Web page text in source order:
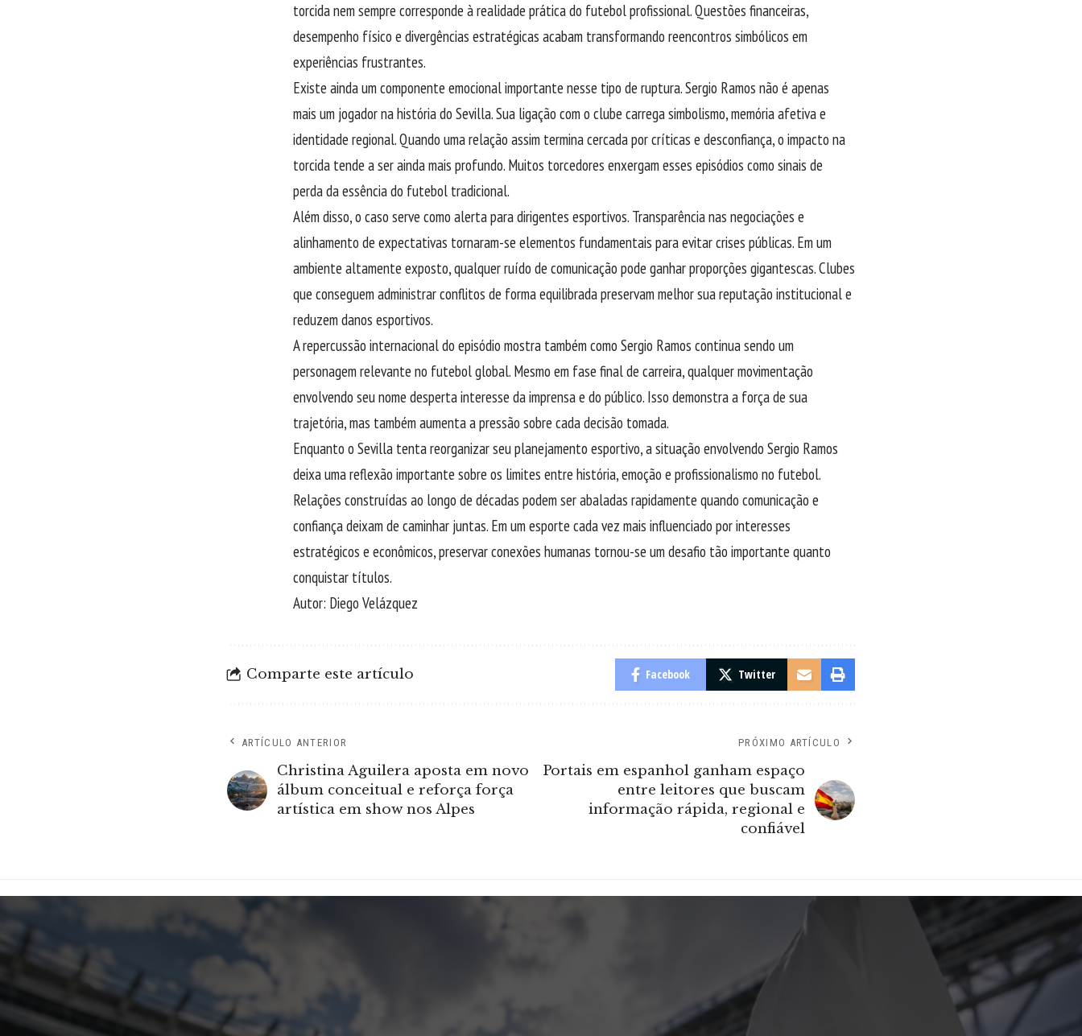
torcida nem sempre corresponde à realidade prática do futebol profissional. Questões financeiras,
desempenho físico e divergências estratégicas acabam transformando reencontros simbólicos em
experiências frustrantes.
Existe ainda um componente emocional importante nesse tipo de ruptura. Sergio Ramos não é apenas
mais um jogador na história do Sevilla. Sua ligação com o clube carrega simbolismo, memória afetiva e
identidade regional. Quando uma relação assim termina cercada por críticas e desconfiança, o impacto na
torcida tende a ser ainda mais profundo. Muitos torcedores enxergam esses episódios como sinais de
perda da essência do futebol tradicional.
Além disso, o caso serve como alerta para dirigentes esportivos. Transparência nas negociações e
alinhamento de expectativas tornaram-se elementos fundamentais para evitar crises públicas. Em um
ambiente altamente exposto, qualquer ruído de comunicação pode ganhar proporções gigantescas. Clubes
que conseguem administrar conflitos de forma equilibrada preservam melhor sua reputação institucional e
reduzem danos esportivos.
A repercussão internacional do episódio mostra também como Sergio Ramos continua sendo um
personagem relevante no futebol global. Mesmo em fase final de carreira, qualquer movimentação
envolvendo seu nome desperta interesse da imprensa e do público. Isso demonstra a força de sua
trajetória, mas também aumenta a pressão sobre cada decisão tomada.
Enquanto o Sevilla tenta reorganizar seu planejamento esportivo, a situação envolvendo Sergio Ramos
deixa uma reflexão importante sobre os limites entre história, emoção e profissionalismo no futebol.
Relações construídas ao longo de décadas podem ser abaladas rapidamente quando comunicação e
confiança deixam de caminhar juntas. Em um esporte cada vez mais influenciado por interesses
estratégicos e econômicos, preservar conexões humanas tornou-se um desafio tão importante quanto
conquistar títulos.
Autor: Diego Velázquez
Comparte este artículo Facebook Twitter
ARTÍCULO ANTERIOR
Christina Aguilera aposta em novo
álbum conceitual e reforça força
artística em show nos Alpes
PRÓXIMO ARTÍCULO
Portais em espanhol ganham espaço
entre leitores que buscam
informação rápida, regional e
confiável